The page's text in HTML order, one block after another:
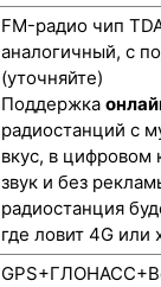
FM-радио чип
аналогичный, с
(уточняйте)
Поддержка
радиостанций с
вкус, в цифровом
звук и без
радиостанция
где ловит 4G или